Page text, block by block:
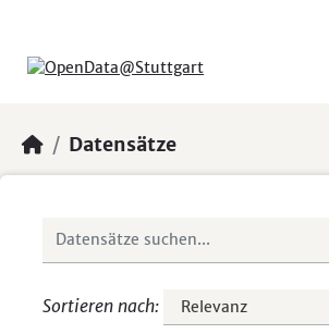
Datensätze
Sortieren nach